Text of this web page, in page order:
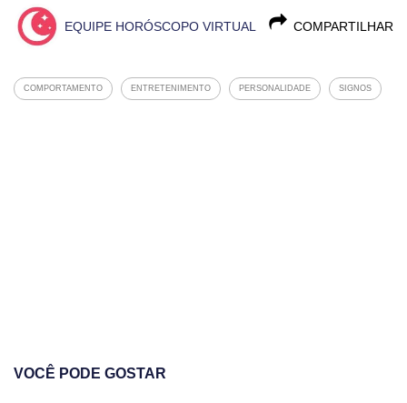
COMPARTILHAR
EQUIPE HORÓSCOPO VIRTUAL
COMPORTAMENTO ENTRETENIMENTO PERSONALIDADE SIGNOS
VOCÊ PODE GOSTAR